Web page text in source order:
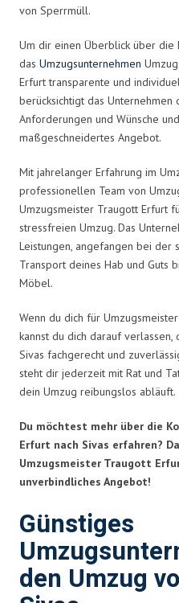
von Sperrmüll.
Um dir einen Überblick über
das Umzugsunternehmen
Erfurt transparente und
berücksichtigt das Unternehmen
Anforderungen und Wünsche
maßgeschneidertes Angebot.
Mit jahrelanger Erfahrung im
professionellen Team von
Umzugsmeister Traugott Erfurt
stressfreien Umzug. Das
Leistungen, angefangen bei der
Transport deines Hab und Guts
Möbel.
Wenn du dich für
kannst du dich darauf verlassen,
Sivas fachgerecht und
steht dir jederzeit mit Rat und
dein Umzug reibungslos abläuft.
Du möchtest mehr über die
Erfurt nach Sivas erfahren?
Umzugsmeister Traugott
unverbindliches Angebot!
Günstiges
den Umzug